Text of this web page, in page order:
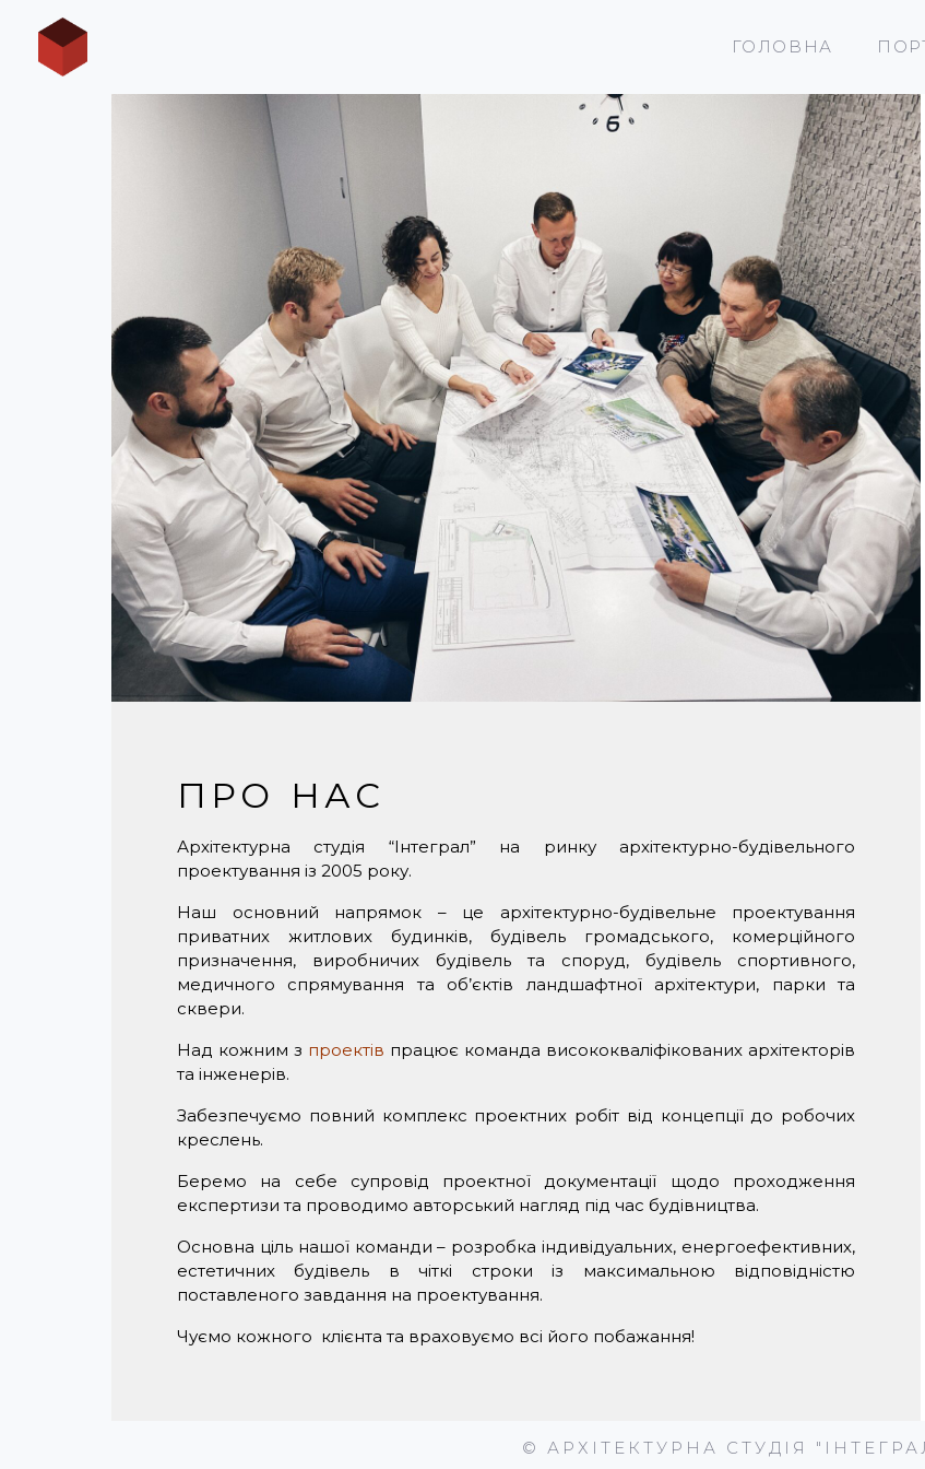
ГОЛОВНА
ПРО НАС
Архітектурна студія “Інтеграл” на ринку архітектурно-будівельного
проектування із 2005 року.
Наш основний напрямок – це архітектурно-будівельне проектування
приватних житлових будинків, будівель громадського, комерційного
призначення, виробничих будівель та споруд, будівель спортивного,
медичного спрямування та об’єктів ландшафтної архітектури, парки та
сквери.
Над кожним з проектів працює команда висококваліфікованих архітекторів
та інженерів.
Забезпечуємо повний комплекс проектних робіт від концепції до робочих
креслень.
Беремо на себе супровід проектної документації щодо проходження
експертизи та проводимо авторський нагляд під час будівництва.
Основна ціль нашої команди – розробка індивідуальних, енергоефективних,
естетичних будівель в чіткі строки із максимальною відповідністю
поставленого завдання на проектування.
Чуємо кожного клієнта та враховуємо всі його побажання!
© АРХІТЕКТУРНА СТУДІЯ